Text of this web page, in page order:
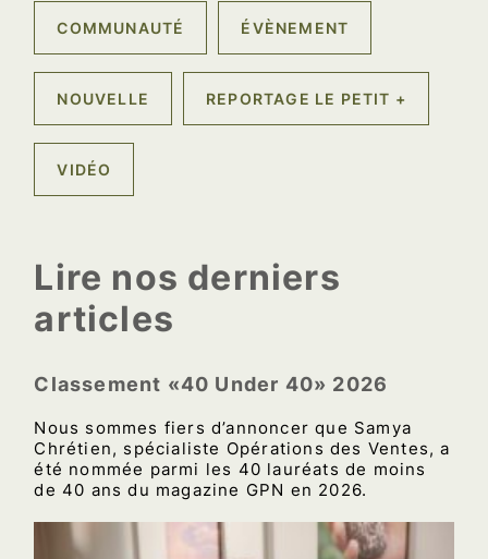
COMMUNAUTÉ ÉVÈNEMENT
NOUVELLE REPORTAGE LE PETIT +
VIDÉO
Lire nos derniers
articles
Classement «40 Under 40» 2026
Nous sommes fiers d’annoncer que Samya
Chrétien, spécialiste Opérations des Ventes, a
été nommée parmi les 40 lauréats de moins
de 40 ans du magazine GPN en 2026.